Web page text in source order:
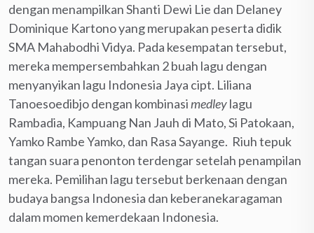
dengan menampilkan Shanti Dewi Lie dan Delaney
Dominique Kartono yang merupakan peserta didik
SMA Mahabodhi Vidya. Pada kesempatan tersebut,
mereka mempersembahkan 2 buah lagu dengan
menyanyikan lagu Indonesia Jaya cipt. Liliana
Tanoesoedibjo dengan kombinasimedleylagu
Rambadia, Kampuang Nan Jauh di Mato, Si Patokaan,
Yamko Rambe Yamko, dan Rasa Sayange. Riuh tepuk
tangan suara penonton terdengar setelah penampilan
mereka. Pemilihan lagu tersebut berkenaan dengan
budaya bangsa Indonesia dan keberanekaragaman
dalam momen kemerdekaan Indonesia.